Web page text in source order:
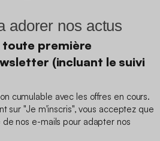
adorer nos actus
première
(incluant le suivi
cumulable avec les offres en cours.
sur "Je m'inscris", vous acceptez que
nos e-mails pour adapter nos